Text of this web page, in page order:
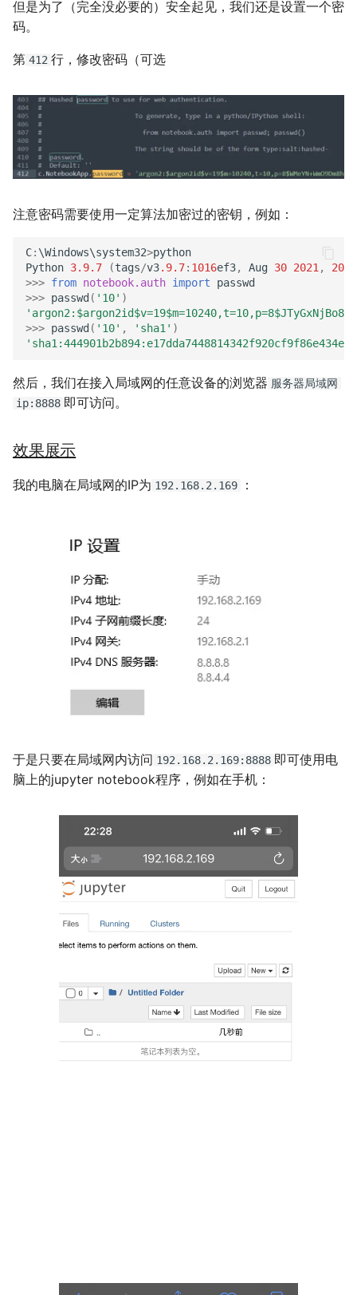
但是为了（完全没必要的）安全起见，我们还是设置一个密
码。
第 412 行，修改密码（可选
注意密码需要使用一定算法加密过的密钥，例如：
C: \Windows\system32>python
Python 3.9.7 (tags/v3.9.7: 1016ef3, Aug 30 2021, 20
>>> from notebook.auth import
passwd
>>> passwd ( '10' )
>>> passwd ( '10' , 'sha1' )
然后，我们在接入局域网的任意设备的浏览器 服务器局域网
ip:8888 即可访问。
效果展示
我的电脑在局域网的IP为 192.168.2.169 ：
于是只要在局域网内访问 192.168.2.169:8888 即可使用电
脑上的jupyter notebook程序，例如在手机：